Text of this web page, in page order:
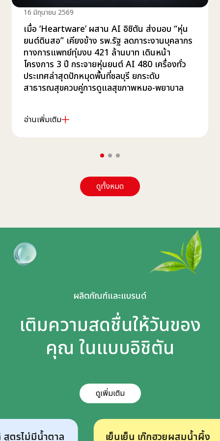
16 มิถุนายน 2569
เมื่อ ‘Heartware’ ผสาน AI อิชิตัน ส่งมอบ “หุ่น
ยนต์ดินสอ” เคียงข้าง รพ.รัฐ ลดภาระงานบุคลากร
ทางการแพทย์ทุ่มงบ 421 ล้านบาท เดินหน้า
โครงการ 3 ปี กระจายหุ่นยนต์ AI 480 เครื่องทั่ว
ประเทศล่าสุดปักหมุดพื้นที่ชลบุรี ยกระดับ
สาธารณสุขควบคู่การดูแลสุขภาพหมอ-พยาบาล
อ่านเพิ่มเติม
ดูทั้งหมด
ผลิตภัณฑ์และแบรนด์
เติมความสดชื่นให้วันของ
คุณ ในแบบอิชิตัน
ดูเพิ่มเติม
ม่มีน้ำตาล เย็นเย็น เก๊กฮวยผสมน้ำผึ้ง